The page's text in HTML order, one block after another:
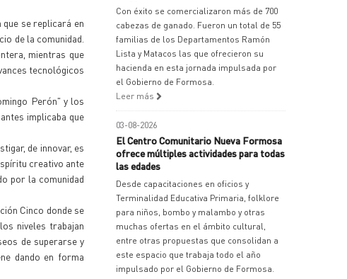
se replicará en
de la comunidad.
mientras que
tecnológicos
Perón" y los
implicaba que
de innovar, es
creativo ante
por la comunidad
Cinco donde se
niveles trabajan
de superarse y
dando en forma
Con éxito se comercializaron más de 700
cabezas de ganado. Fueron un total de 55
familias de los Departamentos Ramón
Lista y Matacos las que ofrecieron su
hacienda en esta jornada impulsada por
el Gobierno de Formosa.
Leer más
03-08-2026
El Centro Comunitario Nueva Formosa
ofrece múltiples actividades para todas
las edades
Desde capacitaciones en oficios y
Terminalidad Educativa Primaria, folklore
para niños, bombo y malambo y otras
muchas ofertas en el ámbito cultural,
entre otras propuestas que consolidan a
este espacio que trabaja todo el año
impulsado por el Gobierno de Formosa.